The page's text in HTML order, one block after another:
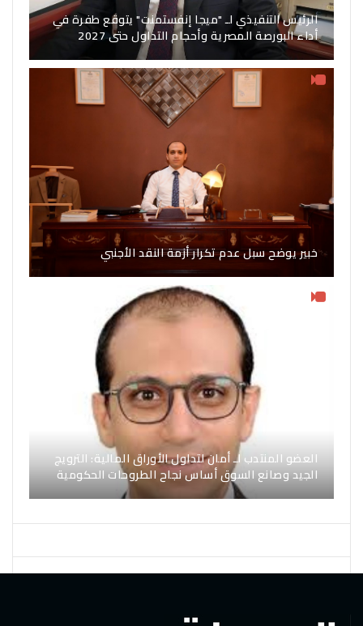
الرئيس التنفيذي لـ "ميجا إنفستمنت" يتوقع طفرة في
أداء البورصة المصرية وأحجام التداول حتى 2027
خبير يوضح سبل عدم تكرار أزمة النقد الأجنبي
العضو المنتدب لـ أمان لتداول الأوراق المالية: الترويج
الجيد وصانع السوق أساس نجاح الطروحات الحكومية